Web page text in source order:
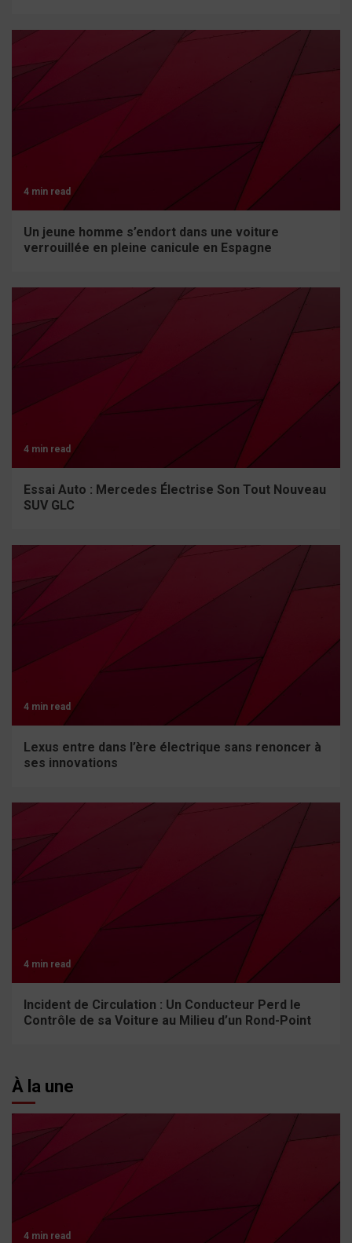
4 min read
Un jeune homme s’endort dans une voiture
verrouillée en pleine canicule en Espagne
4 min read
Essai Auto : Mercedes Électrise Son Tout Nouveau
SUV GLC
4 min read
Lexus entre dans l’ère électrique sans renoncer à
ses innovations
4 min read
Incident de Circulation : Un Conducteur Perd le
Contrôle de sa Voiture au Milieu d’un Rond-Point
À la une
4 min read